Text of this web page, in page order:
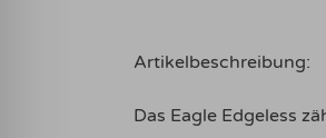
Artikelbeschreibung:
Das Eagle Edgeless